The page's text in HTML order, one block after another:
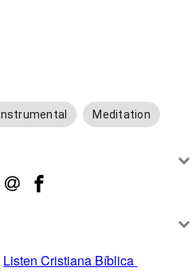
Instrumental Meditation
Listen Cristiana Bíblica